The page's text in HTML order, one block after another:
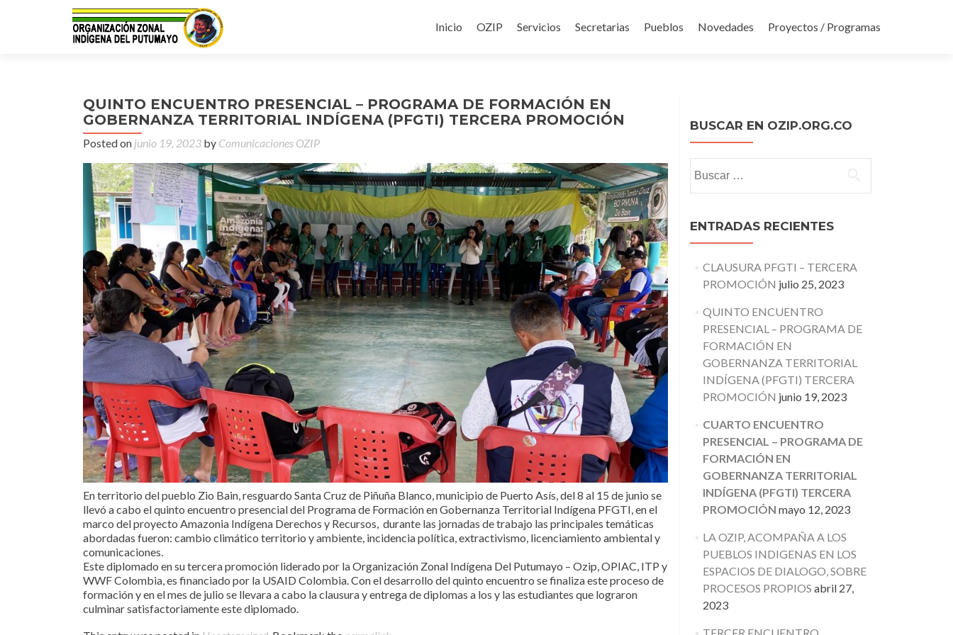
Inicio OZIP Servicios Secretarias Pueblos Novedades Proyectos / Programas
QUINTO ENCUENTRO PRESENCIAL – PROGRAMA DE FORMACIÓN EN
GOBERNANZA TERRITORIAL INDÍGENA (PFGTI) TERCERA PROMOCIÓN
Posted on junio 19, 2023 by Comunicaciones OZIP
En territorio del pueblo Zio Bain, resguardo Santa Cruz de Piñuña Blanco, municipio de Puerto Asís, del 8 al 15 de junio se
llevó a cabo el quinto encuentro presencial del Programa de Formación en Gobernanza Territorial Indígena PFGTI, en el
marco del proyecto Amazonia Indígena Derechos y Recursos, durante las jornadas de trabajo las principales temáticas
abordadas fueron: cambio climático territorio y ambiente, incidencia política, extractivismo, licenciamiento ambiental y
comunicaciones.
Este diplomado en su tercera promoción liderado por la Organización Zonal Indígena Del Putumayo – Ozip, OPIAC, ITP y
WWF Colombia, es financiado por la USAID Colombia. Con el desarrollo del quinto encuentro se finaliza este proceso de
formación y en el mes de julio se llevara a cabo la clausura y entrega de diplomas a los y las estudiantes que lograron
culminar satisfactoriamente este diplomado.
BUSCAR EN OZIP.ORG.CO
ENTRADAS RECIENTES
CLAUSURA PFGTI – TERCERA
PROMOCIÓN julio 25, 2023
QUINTO ENCUENTRO
PRESENCIAL – PROGRAMA DE
FORMACIÓN EN
GOBERNANZA TERRITORIAL
INDÍGENA (PFGTI) TERCERA
PROMOCIÓN junio 19, 2023
CUARTO ENCUENTRO
PRESENCIAL – PROGRAMA DE
FORMACIÓN EN
GOBERNANZA TERRITORIAL
INDÍGENA (PFGTI) TERCERA
PROMOCIÓN mayo 12, 2023
LA OZIP, ACOMPAÑA A LOS
PUEBLOS INDIGENAS EN LOS
ESPACIOS DE DIALOGO, SOBRE
PROCESOS PROPIOS abril 27,
2023